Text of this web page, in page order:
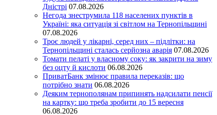
Дністрі 07.08.2026
Негода знеструмила 118 населених пунктів в
Україні: яка ситуація зі світлом на Тернопільщині
07.08.2026
Троє людей у лікарні, серед них – підлітки: на
Тернопільщині сталась серйозна аварія 07.08.2026
Томати пелаті у власному соку: як закрити на зиму
без оцту й кислоти 06.08.2026
ПриватБанк змінює правила переказів: що
потрібно знати 06.08.2026
Деяким тернополянам припинять надсилати пенсії
на картку: що треба зробити до 15 вересня
06.08.2026